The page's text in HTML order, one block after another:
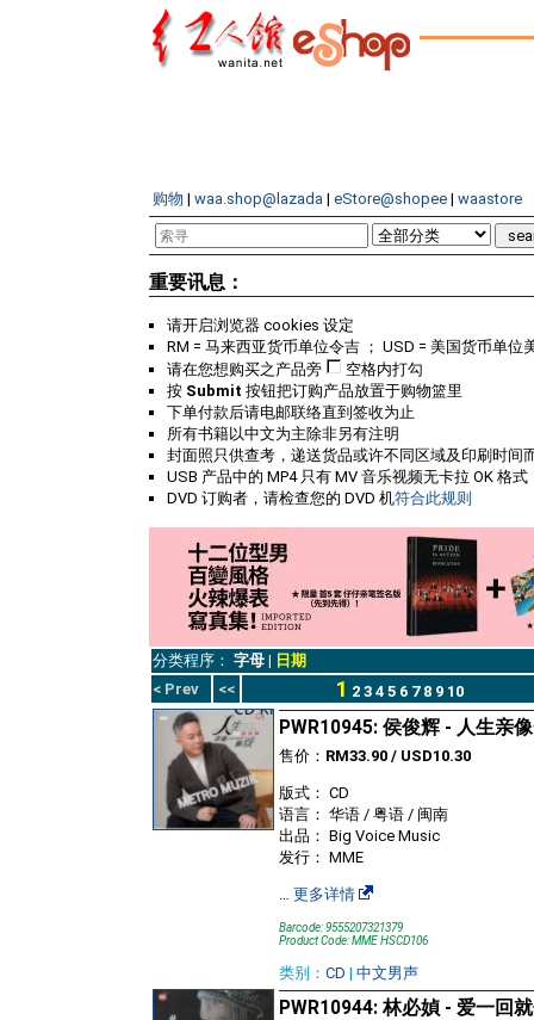
购物 | waa.shop@lazada | eStore@shopee | waastore
重要讯息：
请开启浏览器 cookies 设定
RM = 马来西亚货币单位令吉 ； USD = 美国货币单位
请在您想购买之产品旁
空格内打勾
按 Submit 按钮把订购产品放置于购物篮里
下单付款后请电邮联络直到签收为止
所有书籍以中文为主除非另有注明
封面照只供查考，递送货品或许不同区域及印刷时间
USB 产品中的 MP4 只有 MV 音乐视频无卡拉 OK 格式
DVD 订购者，请检查您的 DVD 机符合此规则
分类程序： 字母 | 日期
< Prev
<< 1 2 3 4 5 6 7 8 9 10
PWR10945: 侯俊辉 - 人生亲
售价： RM33.90 / USD10.30
版式： CD
语言： 华语 / 粤语 / 闽南
出品： Big Voice Music
发行： MME
… 更多详情
Barcode: 9555207321379
Product Code: MME HSCD106
类别： CD | 中文男声
PWR10944: 林必媜 - 爱一回